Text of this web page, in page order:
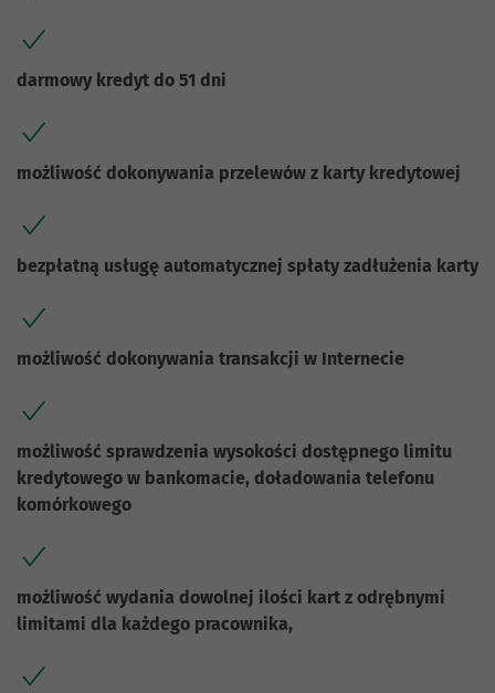
darmowy kredyt do 51 dni
możliwość dokonywania przelewów z karty kredytowej
bezpłatną usługę automatycznej spłaty zadłużenia karty
możliwość dokonywania transakcji w Internecie
możliwość sprawdzenia wysokości dostępnego limitu
kredytowego w bankomacie, doładowania telefonu
komórkowego
możliwość wydania dowolnej ilości kart z odrębnymi
limitami dla każdego pracownika,